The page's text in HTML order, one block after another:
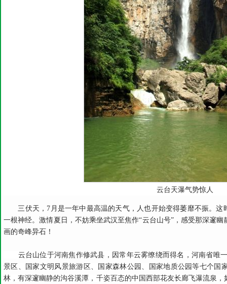
云台天瀑气势惊人
三伏天，7月是一年中最高温的天气，人也开始变得萎靡不振。这
一根神经。激情夏日，不妨乘坐武汉至焦作“云台山号”，感受那深邃
画的奇峰异石！
云台山位于河南焦作修武县，因常年云雾缭绕而得名，河南省唯
景区、国家文明风景旅游区、国家森林公园、国家地质公园等七个国
林，有深邃幽静的沟谷溪潭，千姿百态的中国西部花友长廊飞瀑流泉